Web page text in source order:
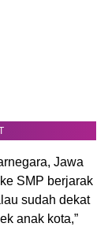
Jawa
SMP berjarak
sudah dekat
anak kota,”